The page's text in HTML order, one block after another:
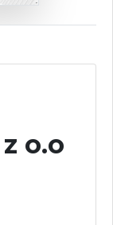
o.o